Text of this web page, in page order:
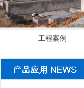
工程案例